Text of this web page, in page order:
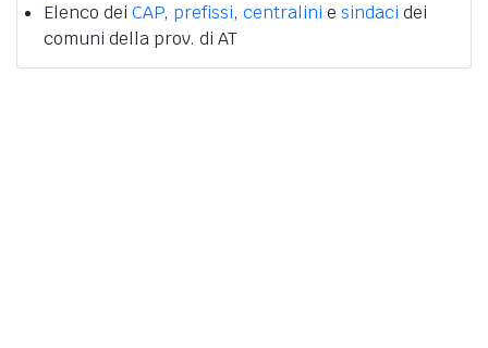
Elenco dei CAP, prefissi, centralini e sindaci dei
comuni della prov. di AT